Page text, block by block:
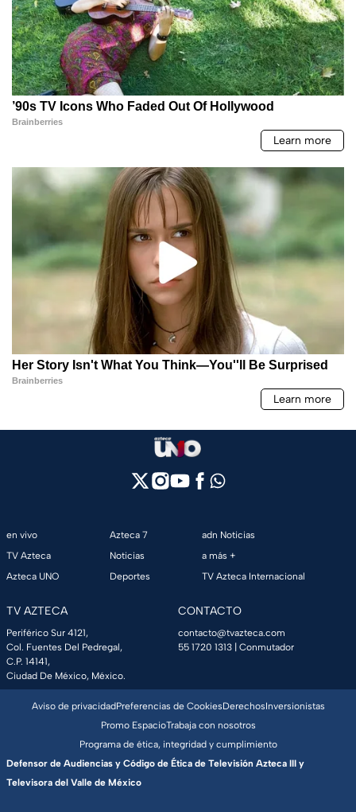
en vivo
TV Azteca
Azteca UNO
Azteca 7
Noticias
Deportes
adn Noticias
a más +
TV Azteca Internacional
TV AZTECA
Periférico Sur 4121,
Col. Fuentes Del Pedregal,
C.P. 14141,
Ciudad De México, México.
CONTACTO
contacto@tvazteca.com
55 1720 1313 | Conmutador
Aviso de privacidadPreferencias de CookiesDerechosInversionistas
Promo EspacioTrabaja con nosotros
Programa de ética, integridad y cumplimiento
Defensor de Audiencias y Código de Ética de Televisión Azteca III y
Televisora del Valle de México